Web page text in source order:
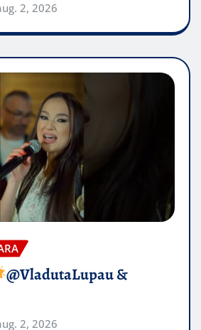
2, 2026
@VladutaLupau &
2, 2026